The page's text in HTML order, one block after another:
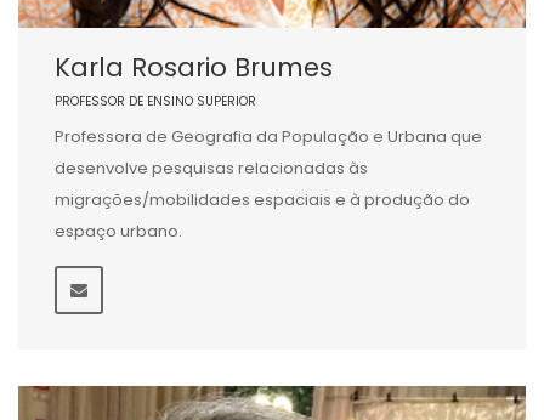
Karla Rosario Brumes
PROFESSOR DE ENSINO SUPERIOR
Professora de Geografia da População e Urbana que
desenvolve pesquisas relacionadas às
migrações/mobilidades espaciais e à produção do
espaço urbano.